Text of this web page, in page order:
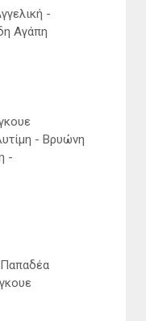
-
Αγάπη
- Βρυώνη
-
Παπαδέα